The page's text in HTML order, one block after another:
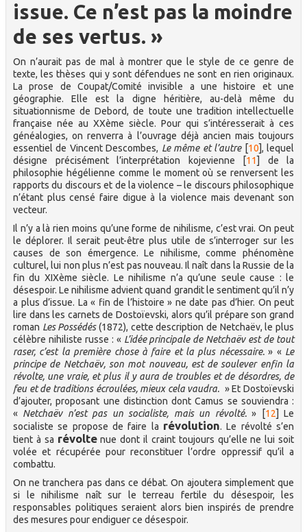
issue. Ce n’est pas la moindre
de ses vertus. »
On n’aurait pas de mal à montrer que le style de ce genre de
texte, les thèses qui y sont défendues ne sont en rien originaux.
La prose de Coupat/Comité invisible a une histoire et une
géographie. Elle est la digne héritière, au-delà même du
situationnisme de Debord, de toute une tradition intellectuelle
française née au XXème siècle. Pour qui s’intéresserait à ces
généalogies, on renverra à l’ouvrage déjà ancien mais toujours
essentiel de Vincent Descombes, Le même et l’autre[10], lequel
désigne précisément l’interprétation kojevienne [11]
de la
philosophie hégélienne comme le moment où se renversent les
rapports du discours et de la violence – le discours philosophique
n’étant plus censé faire digue à la violence mais devenant son
vecteur.
Il n’y a là rien moins qu’une forme de nihilisme, c’est vrai. On peut
le déplorer. Il serait peut-être plus utile de s’interroger sur les
causes de son émergence. Le nihilisme, comme phénomène
culturel, lui non plus n’est pas nouveau. Il naît dans la Russie de la
fin du XIXème siècle. Le nihilisme n’a qu’une seule cause : le
désespoir. Le nihilisme advient quand grandit le sentiment qu’il n’y
a plus d’issue. La « fin de l’histoire » ne date pas d’hier. On peut
lire dans les carnets de Dostoïevski, alors qu’il prépare son grand
roman Les Possédés(1872), cette description de Netchaëv, le plus
célèbre nihiliste russe : « L’idée principale de Netchaëv est de tout
raser, c’est la première chose à faire et la plus nécessaire.» « Le
principe de Netchaëv, son mot nouveau, est de soulever enfin la
révolte, une vraie, et plus il y aura de troubles et de désordres, de
feu et de traditions écroulées, mieux cela vaudra. » Et Dostoïevski
d’ajouter, proposant une distinction dont Camus se souviendra :
« Netchaëv n’est pas un socialiste, mais un révolté.» [12] Le
socialiste se propose de faire la révolution. Le révolté s’en
tient à sa révoltenue dont il craint toujours qu’elle ne lui soit
volée et récupérée pour reconstituer l’ordre oppressif qu’il a
combattu.
On ne tranchera pas dans ce débat. On ajoutera simplement que
si le nihilisme naît sur le terreau fertile du désespoir, les
responsables politiques seraient alors bien inspirés de prendre
des mesures pour endiguer ce désespoir.